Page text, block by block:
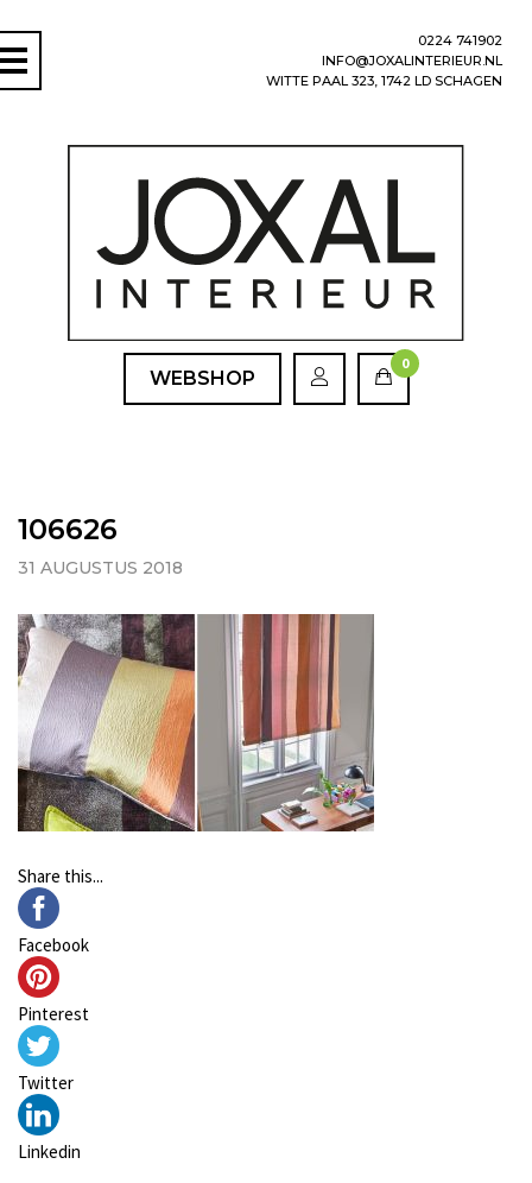
0224 741902
INFO@JOXALINTERIEUR.NL
WITTE PAAL 323, 1742 LD SCHAGEN
WEBSHOP
0
106626
31 AUGUSTUS 2018
Share this...
Facebook
Pinterest
Twitter
Linkedin